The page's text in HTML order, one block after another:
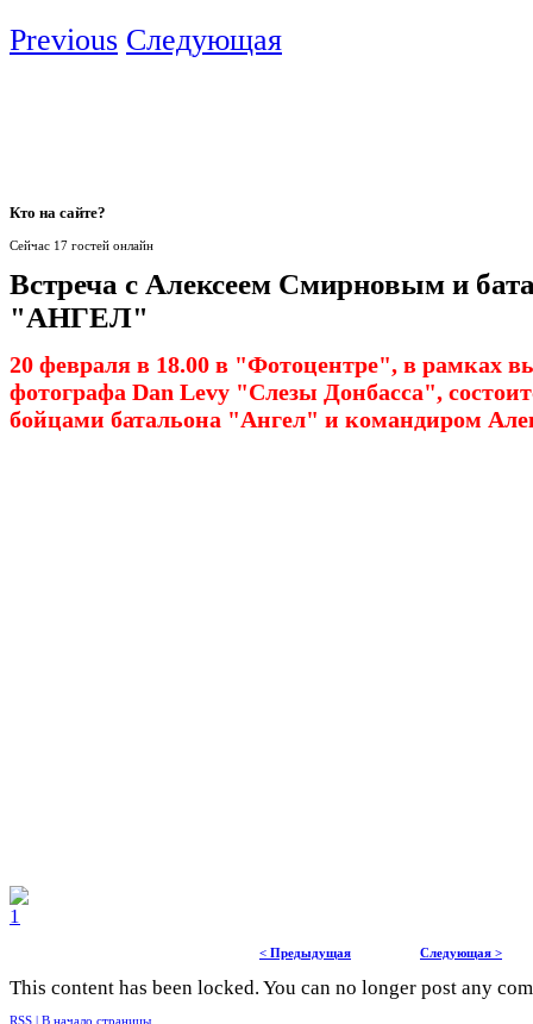
Previous Следующая
Кто на сайте?
Сейчас 17 гостей онлайн
Встреча с Алексеем Смирновым и
"АНГЕЛ"
20 февраля в 18.00 в "Фотоцентре", в рамках
фотографа Dan Levy "Слезы Донбасса",
бойцами батальона "Ангел" и командиром
< Предыдущая Следующая >
This content has been locked. You can no longer post any
RSS | В начало страницы